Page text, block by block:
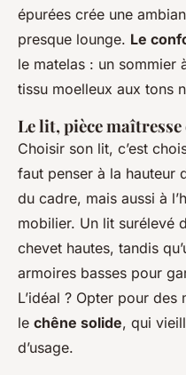
épurées crée une
presque lounge. Le
le matelas : un sommier
tissu moelleux aux tons
Le lit, pièce
Choisir son lit, c’est
faut penser à la hauteur
du cadre, mais aussi à
mobilier. Un lit surélevé
chevet hautes, tandis
armoires basses pour
L’idéal ? Opter pour
le chêne solide, qui
d’usage.